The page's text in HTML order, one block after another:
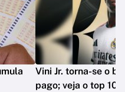
Vini Jr. torna-se o
pago; veja o top 10